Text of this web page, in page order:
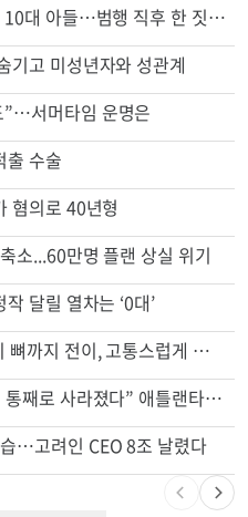
말다툼 중 엄마 흉기 살해한 10대 아들…범행 직후 한 짓 충격
기고 미성년자와 성관계
”…서머타임 운명은
출 수술
혐의로 40년형
소...60만명 플랜 상실 위기
달릴 열차는 ‘0대’
바이든 암 투병 근황…“암이 뼈까지 전이, 고통스럽게 투병 중”
“6~7분 만에 에어컨 실외기 통째로 사라졌다” 애틀랜타서 실외기 도난 급증
…고려인 CEO 8조 날렸다